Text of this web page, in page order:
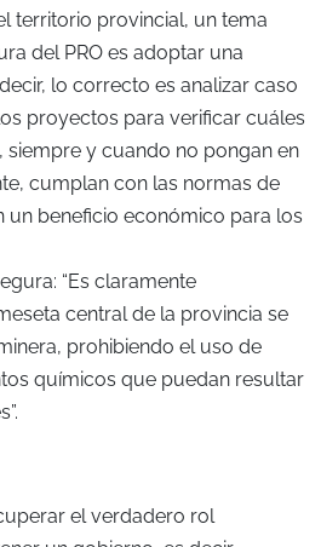
territorio provincial, un tema
del PRO es adoptar una
lo correcto es analizar caso
proyectos para verificar cuáles
siempre y cuando no pongan en
cumplan con las normas de
beneficio económico para los
“Es claramente
central de la provincia se
prohibiendo el uso de
químicos que puedan resultar
el verdadero rol